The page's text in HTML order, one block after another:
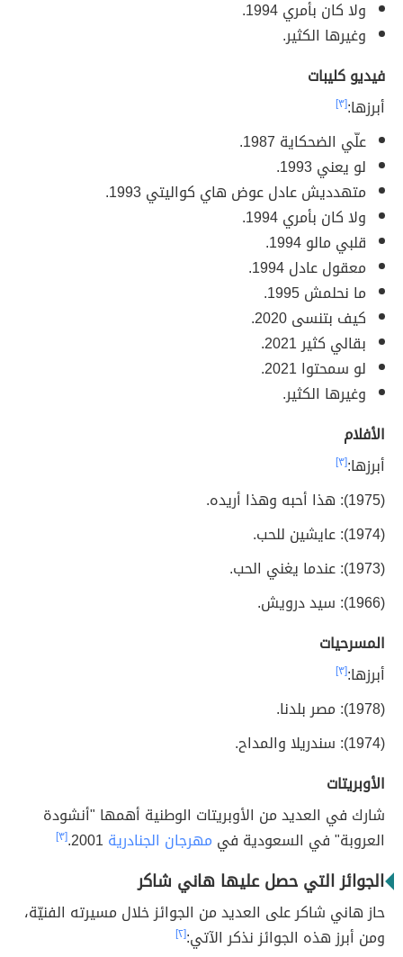
ولا كان بأمري 1994.
وغيرها الكثير.
فيديو كليبات
أبرزها:[٣]
علّي الضحكاية 1987.
لو يعني 1993.
متهدديش عادل عوض هاي كواليتي 1993.
ولا كان بأمري 1994.
قلبي مالو 1994.
معقول عادل 1994.
ما نحلمش 1995.
كيف بتنسى 2020.
بقالي كثير 2021.
لو سمحتوا 2021.
وغيرها الكثير.
الأفلام
أبرزها:[٣]
(1975): هذا أحبه وهذا أريده.
(1974): عايشين للحب.
(1973): عندما يغني الحب.
(1966): سيد درويش.
المسرحيات
أبرزها:[٣]
(1978): مصر بلدنا.
(1974): سندريلا والمداح.
الأوبريتات
شارك في العديد من الأوبريتات الوطنية أهمها "أنشودة
العروبة" في السعودية في مهرجان الجنادرية [٣]
الجوائز التي حصل عليها هاني شاكر
حاز هاني شاكر على العديد من الجوائز خلال مسيرته الفنيّة،
ومن أبرز هذه الجوائز نذكر الآتي:[٢]